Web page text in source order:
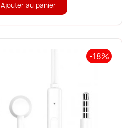
Ajouter au panier
-18%